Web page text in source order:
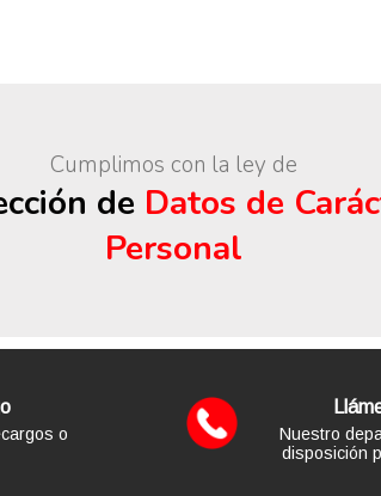
Cumplimos con la ley de
de Datos de
Personal
o
Nuestro
disposición